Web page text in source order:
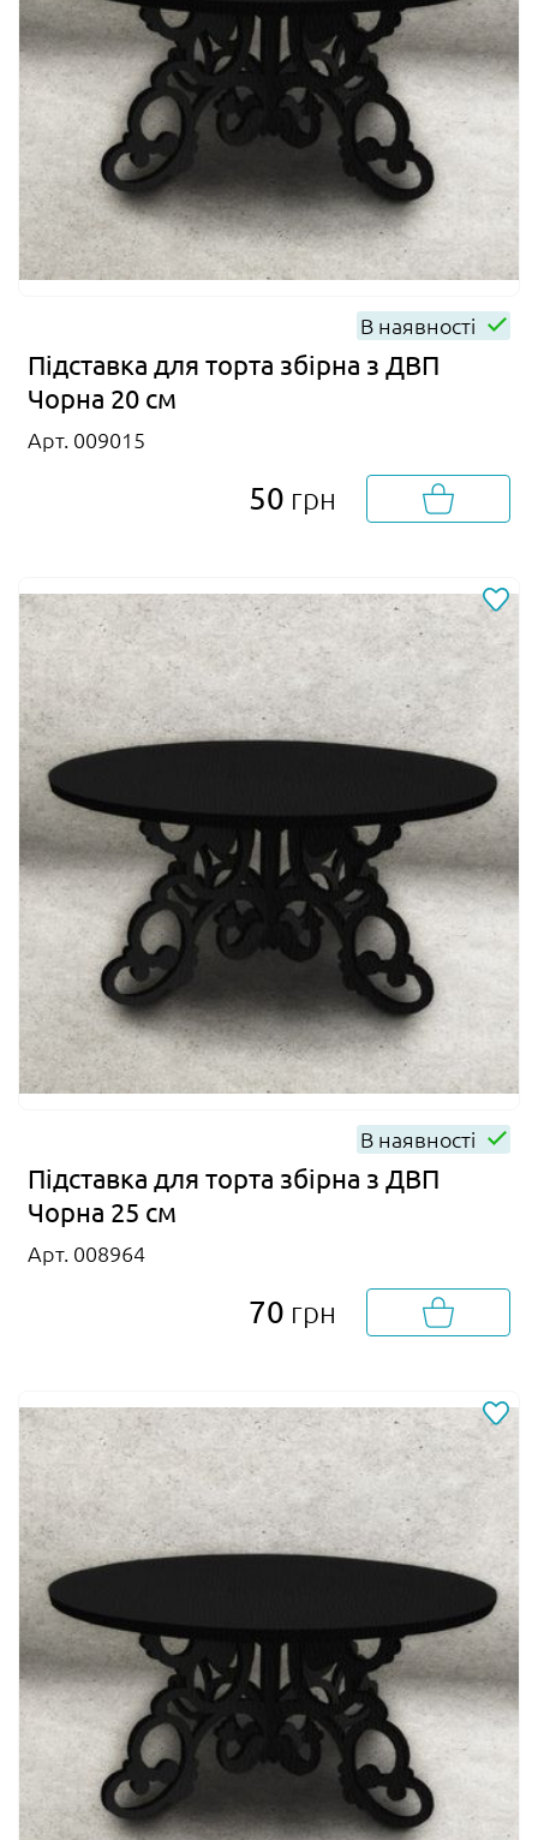
В наявності
Підставка для торта збірна з ДВП
Чорна 20 см
Арт. 009015
50 грн
В наявності
Підставка для торта збірна з ДВП
Чорна 25 см
Арт. 008964
70 грн